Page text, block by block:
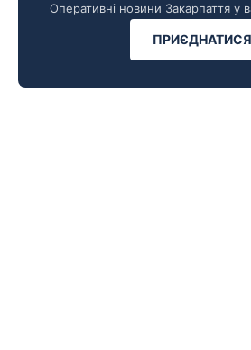
Оперативні новини Закарпаття у
ПРИЄДНАТИСЯ